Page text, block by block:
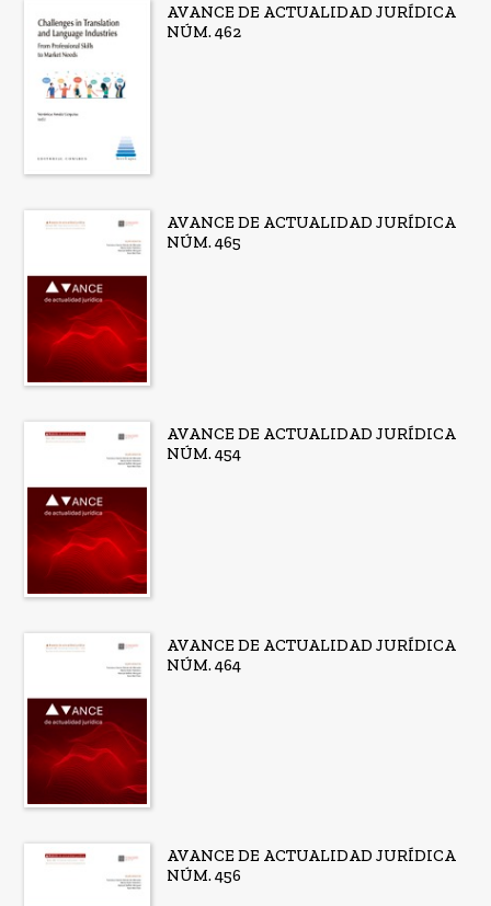
AVANCE DE ACTUALIDAD JURÍDICA
NÚM. 462
AVANCE DE ACTUALIDAD JURÍDICA
NÚM. 465
AVANCE DE ACTUALIDAD JURÍDICA
NÚM. 454
AVANCE DE ACTUALIDAD JURÍDICA
NÚM. 464
AVANCE DE ACTUALIDAD JURÍDICA
NÚM. 456